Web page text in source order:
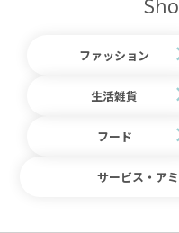
ファッション
生活雑貨
フード
サービス・ア